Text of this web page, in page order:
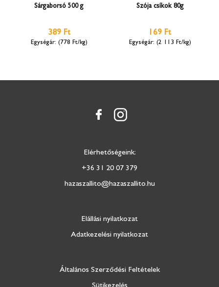
Sárgaborsó 500 g
389 Ft
(778 Ft/kg)
Szója csíkok 80g
169 Ft
(2 113 Ft/kg)
Elérhetőségeink:
+36 31 20 07 379
hazaszallito@hazaszallito.hu
Elállási nyilatkozat
Adatkezelési nyilatkozat
Általános Szerződési Feltételek
Sütikezelés